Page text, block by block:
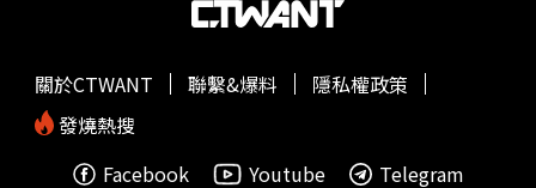
關於CTWANT 聯繫&爆料
隱私權政策
發燒熱搜
Facebook
Youtube Telegram